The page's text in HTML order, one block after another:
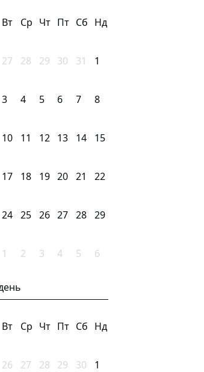
Вт Ср Чт Пт Сб Нд
27 28 29 30 31 1
3 4 5 6 7 8
10 11 12 13 14 15
17 18 19 20 21 22
24 25 26 27 28 29
1 2 3 4 5 6
Вт Ср Чт Пт Сб Нд
26 27 28 29 30 1